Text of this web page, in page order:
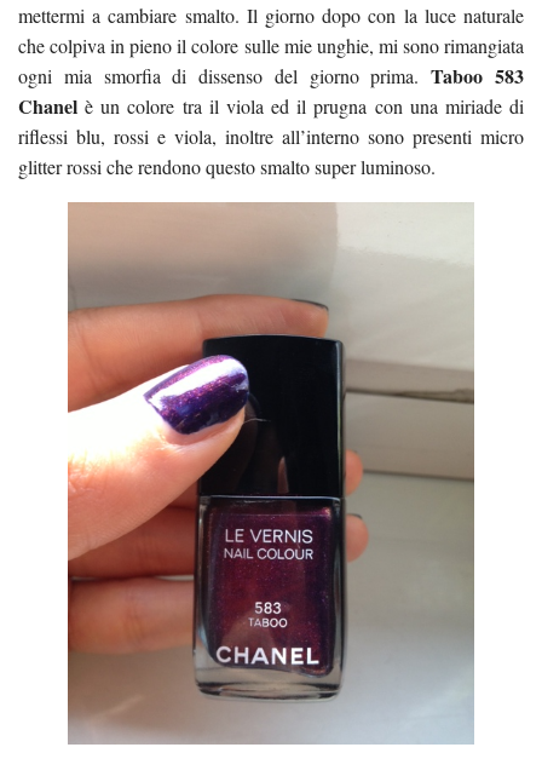
mettermi a cambiare smalto. Il giorno dopo con la luce naturale
che colpiva in pieno il colore sulle mie unghie, mi sono rimangiata
ogni mia smorfia di dissenso del giorno prima.Taboo 583
Chanel è un colore tra il viola ed il prugna con una miriade di
riflessi blu, rossi e viola, inoltre all’interno sono presenti micro
glitter rossi che rendono questo smalto super luminoso.